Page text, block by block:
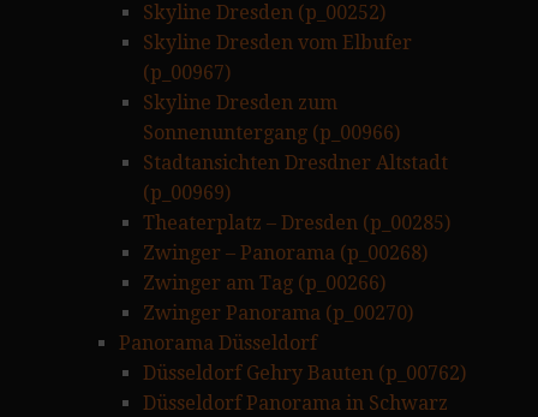
Skyline Dresden (p_00252)
Skyline Dresden vom Elbufer
(p_00967)
Skyline Dresden zum
Sonnenuntergang (p_00966)
Stadtansichten Dresdner Altstadt
(p_00969)
Theaterplatz – Dresden (p_00285)
Zwinger – Panorama (p_00268)
Zwinger am Tag (p_00266)
Zwinger Panorama (p_00270)
Panorama Düsseldorf
Düsseldorf Gehry Bauten (p_00762)
Düsseldorf Panorama in Schwarz